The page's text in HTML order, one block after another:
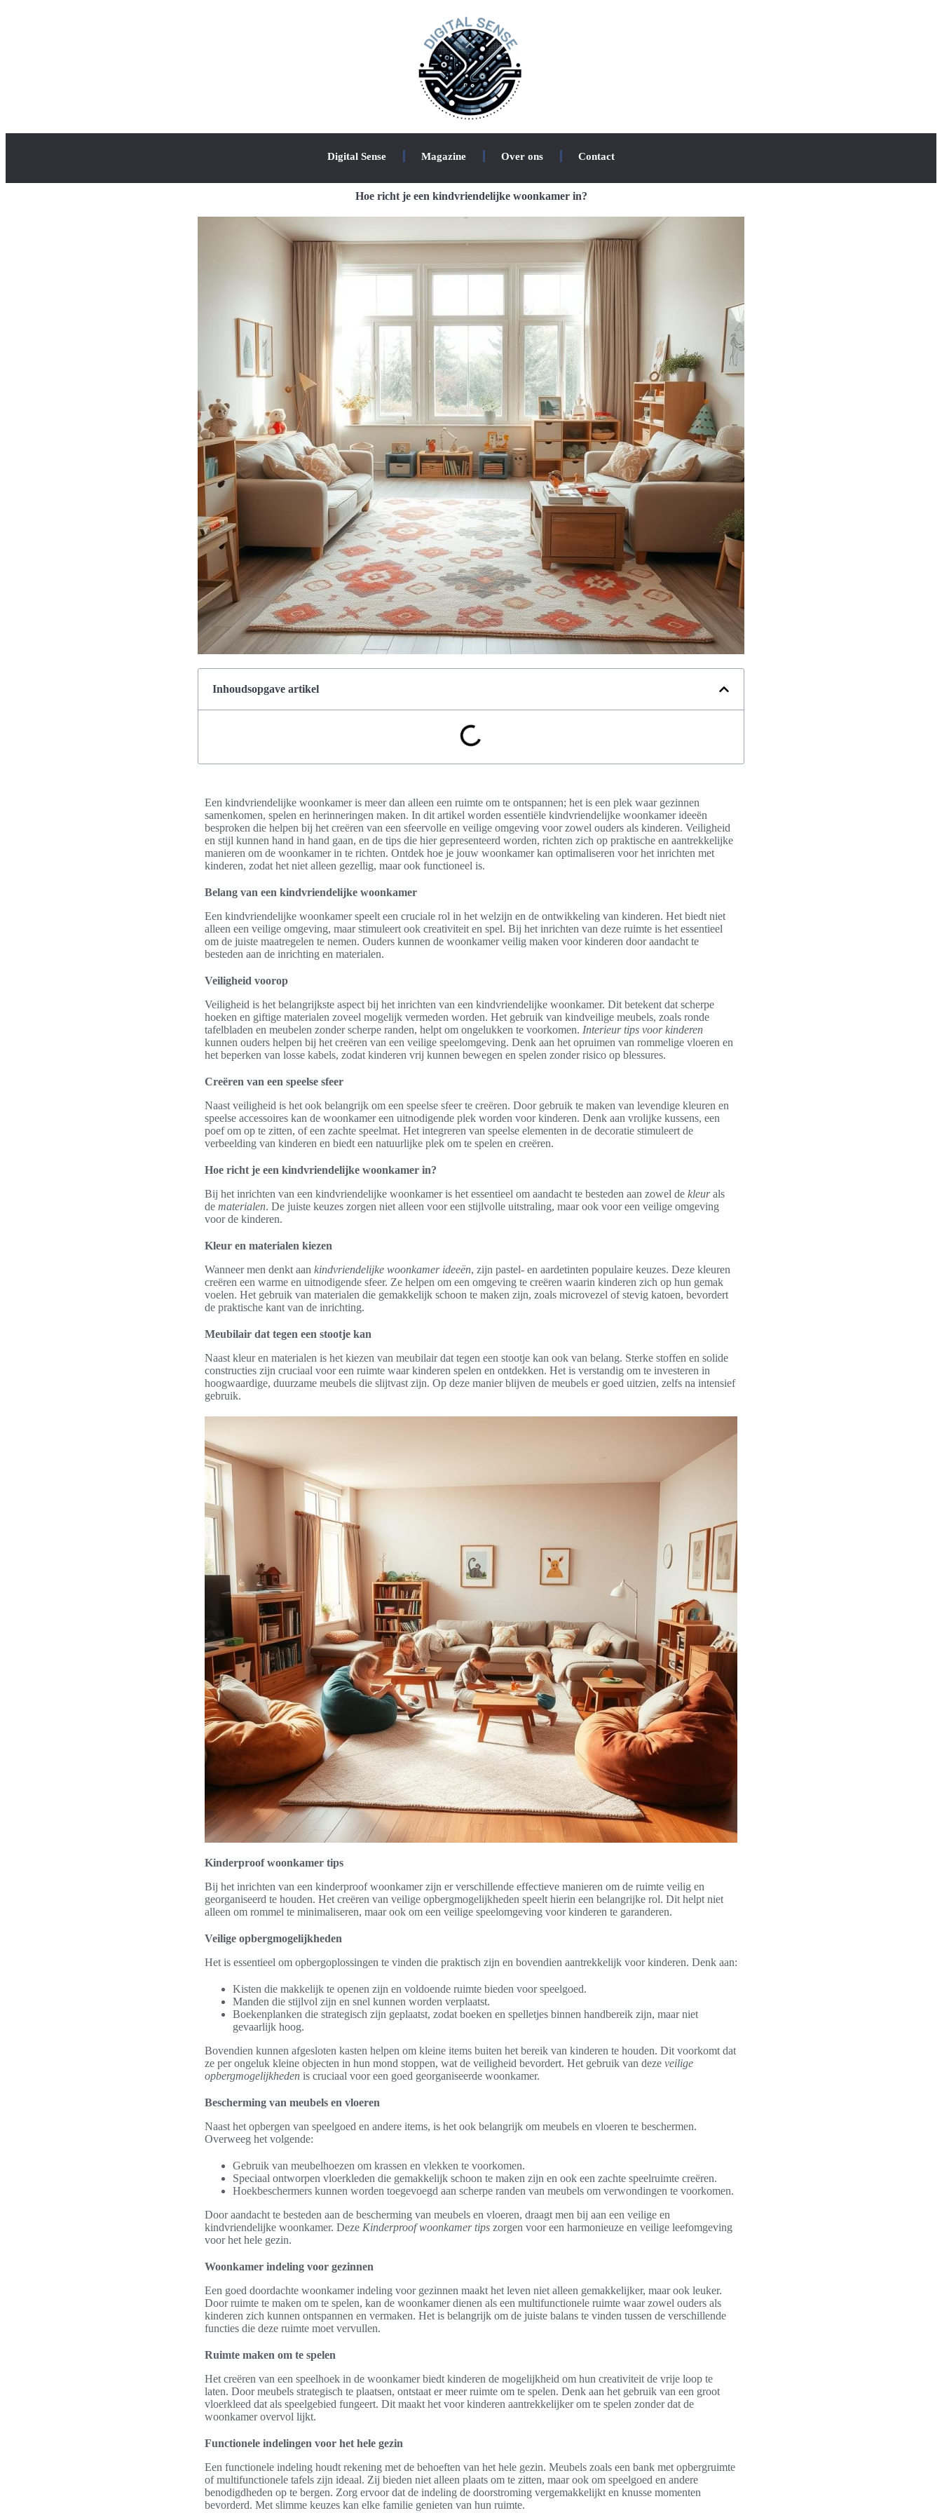
Digital Sense Magazine Over ons Contact
Hoe richt je een kindvriendelijke woonkamer in?
Inhoudsopgave artikel
Een kindvriendelijke woonkamer is meer dan alleen een ruimte om te ontspannen; het is een plek waar gezinnen
samenkomen, spelen en herinneringen maken. In dit artikel worden essentiële kindvriendelijke woonkamer ideeën
besproken die helpen bij het creëren van een sfeervolle en veilige omgeving voor zowel ouders als kinderen. Veiligheid
en stijl kunnen hand in hand gaan, en de tips die hier gepresenteerd worden, richten zich op praktische en aantrekkelijke
manieren om de woonkamer in te richten. Ontdek hoe je jouw woonkamer kan optimaliseren voor het inrichten met
kinderen, zodat het niet alleen gezellig, maar ook functioneel is.
Belang van een kindvriendelijke woonkamer
Een kindvriendelijke woonkamer speelt een cruciale rol in het welzijn en de ontwikkeling van kinderen. Het biedt niet
alleen een veilige omgeving, maar stimuleert ook creativiteit en spel. Bij het inrichten van deze ruimte is het essentieel
om de juiste maatregelen te nemen. Ouders kunnen de woonkamer veilig maken voor kinderen door aandacht te
besteden aan de inrichting en materialen.
Veiligheid voorop
Veiligheid is het belangrijkste aspect bij het inrichten van een kindvriendelijke woonkamer. Dit betekent dat scherpe
hoeken en giftige materialen zoveel mogelijk vermeden worden. Het gebruik van kindveilige meubels, zoals ronde
tafelbladen en meubelen zonder scherpe randen, helpt om ongelukken te voorkomen. Interieur tips voor kinderen
kunnen ouders helpen bij het creëren van een veilige speelomgeving. Denk aan het opruimen van rommelige vloeren en
het beperken van losse kabels, zodat kinderen vrij kunnen bewegen en spelen zonder risico op blessures.
Creëren van een speelse sfeer
Naast veiligheid is het ook belangrijk om een speelse sfeer te creëren. Door gebruik te maken van levendige kleuren en
speelse accessoires kan de woonkamer een uitnodigende plek worden voor kinderen. Denk aan vrolijke kussens, een
poef om op te zitten, of een zachte speelmat. Het integreren van speelse elementen in de decoratie stimuleert de
verbeelding van kinderen en biedt een natuurlijke plek om te spelen en creëren.
Hoe richt je een kindvriendelijke woonkamer in?
Bij het inrichten van een kindvriendelijke woonkamer is het essentieel om aandacht te besteden aan zowel de kleurals
de materialen. De juiste keuzes zorgen niet alleen voor een stijlvolle uitstraling, maar ook voor een veilige omgeving
voor de kinderen.
Kleur en materialen kiezen
Wanneer men denkt aan kindvriendelijke woonkamer ideeën, zijn pastel- en aardetinten populaire keuzes. Deze kleuren
creëren een warme en uitnodigende sfeer. Ze helpen om een omgeving te creëren waarin kinderen zich op hun gemak
voelen. Het gebruik van materialen die gemakkelijk schoon te maken zijn, zoals microvezel of stevig katoen, bevordert
de praktische kant van de inrichting.
Meubilair dat tegen een stootje kan
Naast kleur en materialen is het kiezen van meubilair dat tegen een stootje kan ook van belang. Sterke stoffen en solide
constructies zijn cruciaal voor een ruimte waar kinderen spelen en ontdekken. Het is verstandig om te investeren in
hoogwaardige, duurzame meubels die slijtvast zijn. Op deze manier blijven de meubels er goed uitzien, zelfs na intensief
gebruik.
Kinderproof woonkamer tips
Bij het inrichten van een kinderproof woonkamer zijn er verschillende effectieve manieren om de ruimte veilig en
georganiseerd te houden. Het creëren van veilige opbergmogelijkheden speelt hierin een belangrijke rol. Dit helpt niet
alleen om rommel te minimaliseren, maar ook om een veilige speelomgeving voor kinderen te garanderen.
Veilige opbergmogelijkheden
Het is essentieel om opbergoplossingen te vinden die praktisch zijn en bovendien aantrekkelijk voor kinderen. Denk aan:
Kisten die makkelijk te openen zijn en voldoende ruimte bieden voor speelgoed.
Manden die stijlvol zijn en snel kunnen worden verplaatst.
Boekenplanken die strategisch zijn geplaatst, zodat boeken en spelletjes binnen handbereik zijn, maar niet
gevaarlijk hoog.
Bovendien kunnen afgesloten kasten helpen om kleine items buiten het bereik van kinderen te houden. Dit voorkomt dat
ze per ongeluk kleine objecten in hun mond stoppen, wat de veiligheid bevordert. Het gebruik van deze veilige
opbergmogelijkheden is cruciaal voor een goed georganiseerde woonkamer.
Bescherming van meubels en vloeren
Naast het opbergen van speelgoed en andere items, is het ook belangrijk om meubels en vloeren te beschermen.
Overweeg het volgende:
Gebruik van meubelhoezen om krassen en vlekken te voorkomen.
Speciaal ontworpen vloerkleden die gemakkelijk schoon te maken zijn en ook een zachte speelruimte creëren.
Hoekbeschermers kunnen worden toegevoegd aan scherpe randen van meubels om verwondingen te voorkomen.
Door aandacht te besteden aan de bescherming van meubels en vloeren, draagt men bij aan een veilige en
kindvriendelijke woonkamer. Deze Kinderproof woonkamer tips zorgen voor een harmonieuze en veilige leefomgeving
voor het hele gezin.
Woonkamer indeling voor gezinnen
Een goed doordachte woonkamer indeling voor gezinnen maakt het leven niet alleen gemakkelijker, maar ook leuker.
Door ruimte te maken om te spelen, kan de woonkamer dienen als een multifunctionele ruimte waar zowel ouders als
kinderen zich kunnen ontspannen en vermaken. Het is belangrijk om de juiste balans te vinden tussen de verschillende
functies die deze ruimte moet vervullen.
Ruimte maken om te spelen
Het creëren van een speelhoek in de woonkamer biedt kinderen de mogelijkheid om hun creativiteit de vrije loop te
laten. Door meubels strategisch te plaatsen, ontstaat er meer ruimte om te spelen. Denk aan het gebruik van een groot
vloerkleed dat als speelgebied fungeert. Dit maakt het voor kinderen aantrekkelijker om te spelen zonder dat de
woonkamer overvol lijkt.
Functionele indelingen voor het hele gezin
Een functionele indeling houdt rekening met de behoeften van het hele gezin. Meubels zoals een bank met opbergruimte
of multifunctionele tafels zijn ideaal. Zij bieden niet alleen plaats om te zitten, maar ook om speelgoed en andere
benodigdheden op te bergen. Zorg ervoor dat de indeling de doorstroming vergemakkelijkt en knusse momenten
bevorderd. Met slimme keuzes kan elke familie genieten van hun ruimte.